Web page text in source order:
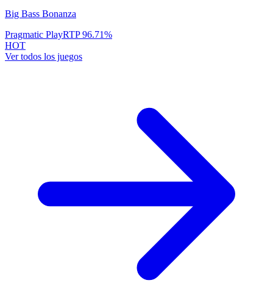
Big Bass Bonanza
Pragmatic PlayRTP96.71%
HOT
Ver todos los juegos